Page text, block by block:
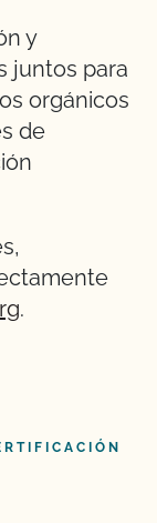
y
juntos para
orgánicos
de
.